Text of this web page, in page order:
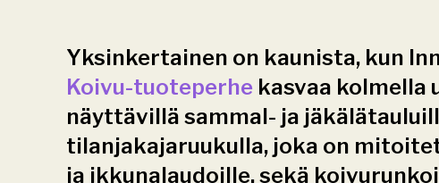
Yksinkertainen on kaunista, kun
Koivu-tuoteperhe kasvaa kolmella
näyttävillä sammal- ja
tilanjakajaruukulla, joka on
ja ikkunalaudoille, sekä